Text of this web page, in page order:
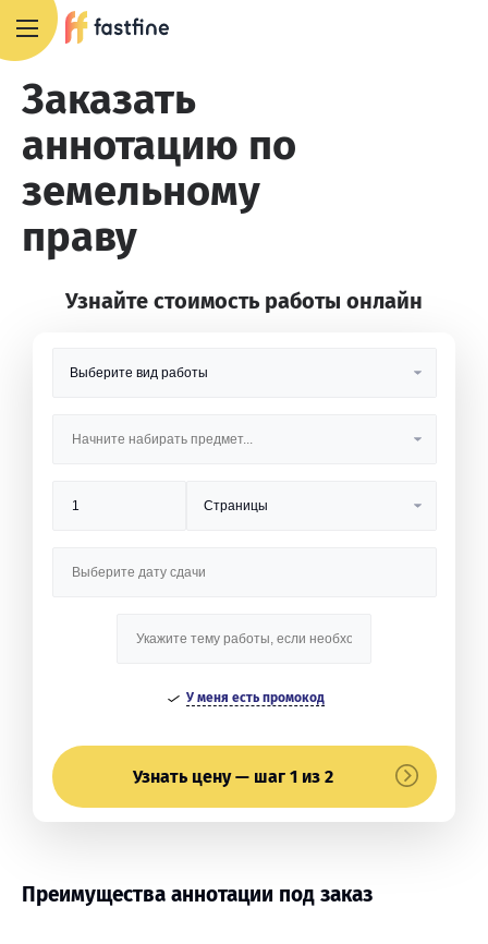
Заказать
аннотацию по
земельному
праву
Узнайте стоимость работы онлайн
У меня есть промокод
Узнать цену — шаг 1 из 2
Преимущества аннотации под заказ